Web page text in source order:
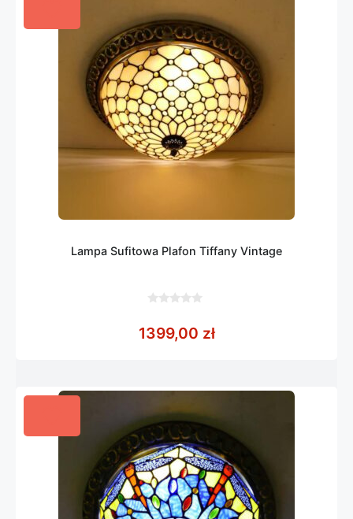
Lampa Sufitowa Plafon Tiffany Vintage
5
1399,00 zł